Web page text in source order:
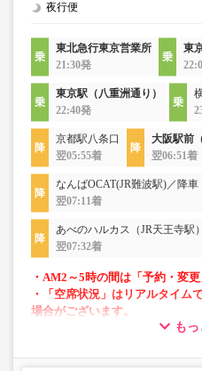
夜行便
東北急行東京営業所
21:30発
東
東京駅（八重洲通り）
22:40発
京都駅八条口
翌05:55着
大阪駅前
翌06:51着
なんばOCAT(JR難波駅)／降車
翌07:11着
あべのハルカス（JR天王寺駅
翌07:32着
・AM2～5時の間は「予約・変更
・「空席状況」はリアルタイム
場合がございます。
・車両は予告なく変更となる場
じめご了承ください。
も